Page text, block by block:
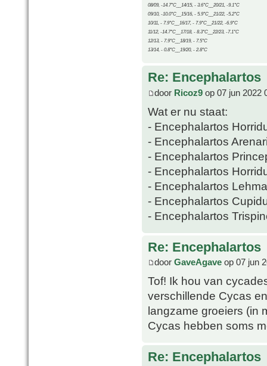
08/09, -14.7°C__14/15, - 3.6°C__20/21, -9.1°C
09/10, -10.0°C__15/16, - 5.9°C__21/22, -5.2°C
10/11, - 7.9°C__16/17, - 7.9°C__21/22, -6.9°C
11/12, -14.7°C__17/18, - 8.3°C__22/23, -7.1°C
12/13, - 7.9°C__18/19, - 7.5°C
13/14, - 0.8°C__19/20, - 2.8°C
Re: Encephalartos
door Ricoz9 op 07 jun 2022
Wat er nu staat:
- Encephalartos
- Encephalartos
- Encephalartos
- Encephalartos
- Encephalartos
- Encephalartos
- Encephalartos
Re: Encephalartos
door GaveAgave op 07 jun
Tof! Ik hou van
verschillende Cycas
langzame groeiers (in
Cycas hebben soms
Re: Encephalartos